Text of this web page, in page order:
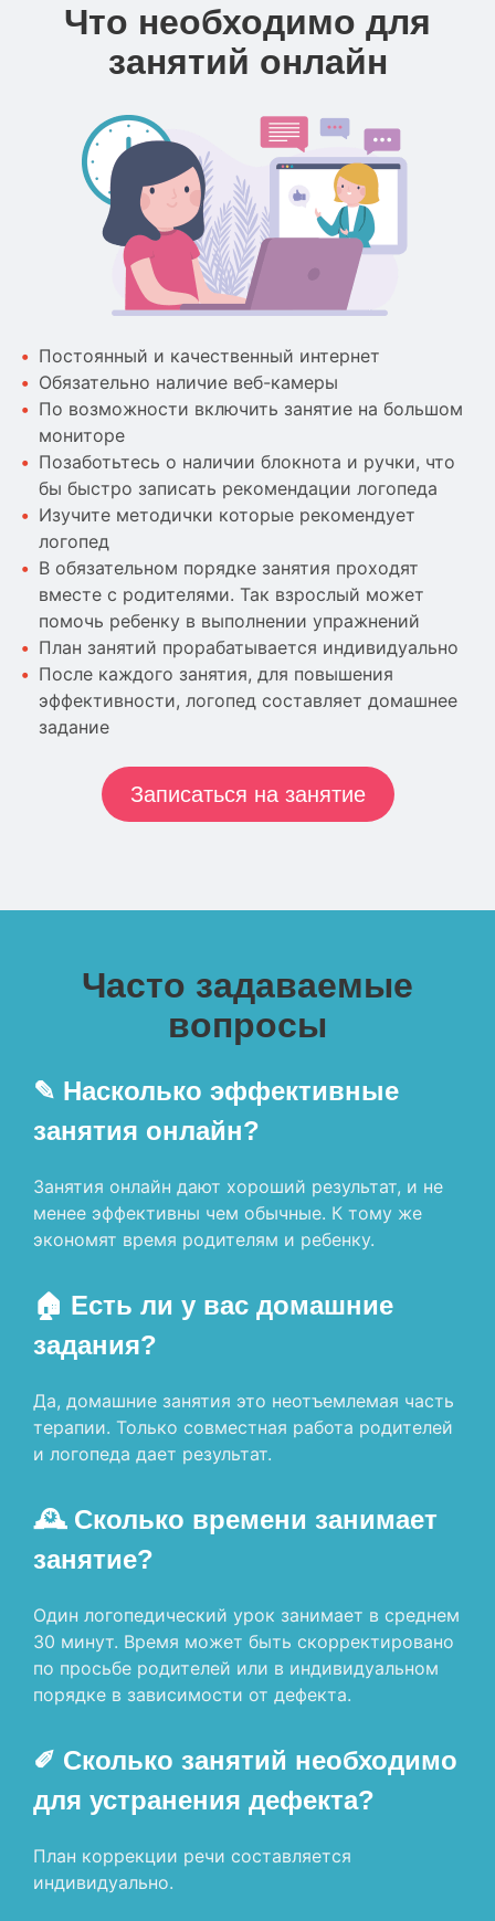
Что необходимо для
занятий онлайн
Постоянный и качественный интернет
Обязательно наличие веб-камеры
По возможности включить занятие на большом
мониторе
Позаботьтесь о наличии блокнота и ручки, что
бы быстро записать рекомендации логопеда
Изучите методички которые рекомендует
логопед
В обязательном порядке занятия проходят
вместе с родителями. Так взрослый может
помочь ребенку в выполнении упражнений
План занятий прорабатывается индивидуально
После каждого занятия, для повышения
эффективности, логопед составляет домашнее
задание
Записаться на занятие
Часто задаваемые
вопросы
✎ Насколько эффективные
занятия онлайн?
Занятия онлайн дают хороший результат, и не
менее эффективны чем обычные. К тому же
экономят время родителям и ребенку.
🏠 Есть ли у вас домашние
задания?
Да, домашние занятия это неотъемлемая часть
терапии. Только совместная работа родителей
и логопеда дает результат.
🕰 Сколько времени занимает
занятие?
Один логопедический урок занимает в среднем
30 минут. Время может быть скорректировано
по просьбе родителей или в индивидуальном
порядке в зависимости от дефекта.
✐ Сколько занятий необходимо
для устранения дефекта?
План коррекции речи составляется
индивидуально.